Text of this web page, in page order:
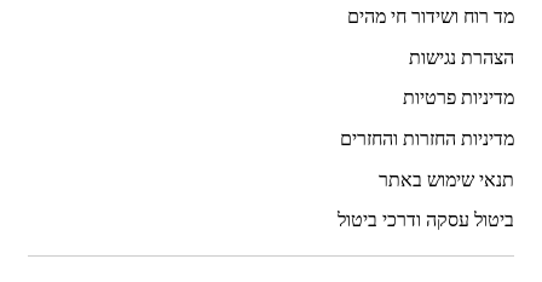
מד רוח ושידור חי מהים
הצהרת נגישות
מדיניות פרטיות
מדיניות החזרות והחזרים
תנאי שימוש באתר
ביטול עסקה ודרכי ביטול